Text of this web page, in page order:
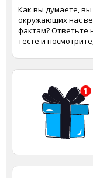
Как вы думаете,
окружающих нас
фактам?
тесте и